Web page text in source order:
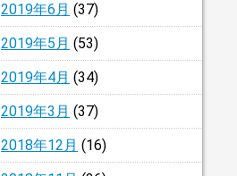
2019年6月 (37)
2019年5月 (53)
2019年4月 (34)
2019年3月 (37)
2018年12月 (16)